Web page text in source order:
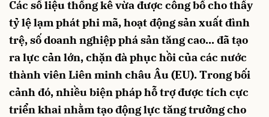
Các số liệu thống kê vừa được công bố cho thấy
tỷ lệ lạm phát phi mã, hoạt động sản xuất đình
trệ, số doanh nghiệp phá sản tăng cao... đã tạo
ra lực cản lớn, chặn đà phục hồi của các nước
thành viên Liên minh châu Âu (EU). Trong bối
cảnh đó, nhiều biện pháp hỗ trợ được tích cực
triển khai nhằm tạo động lực tăng trưởng cho